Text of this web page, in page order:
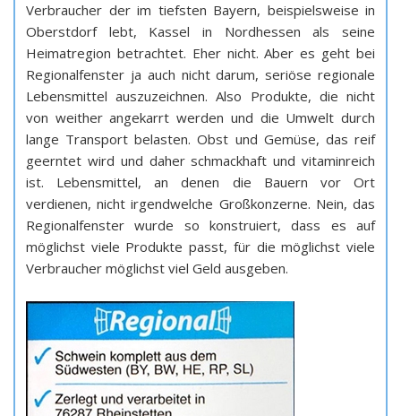
Verbraucher der im tiefsten Bayern, beispielsweise in
Oberstdorf lebt, Kassel in Nordhessen als seine
Heimatregion betrachtet. Eher nicht. Aber es geht bei
Regionalfenster ja auch nicht darum, seriöse regionale
Lebensmittel auszuzeichnen. Also Produkte, die nicht
von weither angekarrt werden und die Umwelt durch
lange Transport belasten. Obst und Gemüse, das reif
geerntet wird und daher schmackhaft und vitaminreich
ist. Lebensmittel, an denen die Bauern vor Ort
verdienen, nicht irgendwelche Großkonzerne. Nein, das
Regionalfenster wurde so konstruiert, dass es auf
möglichst viele Produkte passt, für die möglichst viele
Verbraucher möglichst viel Geld ausgeben.